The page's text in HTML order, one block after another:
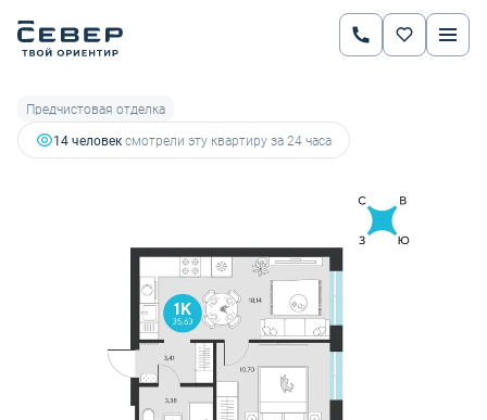
1-комнатная
5 751 965 руб.
5 464 367 руб.
Ипотекаот 19 128 руб.
Предчистовая отделка
14 человексмотрели эту квартиру за 24 часа